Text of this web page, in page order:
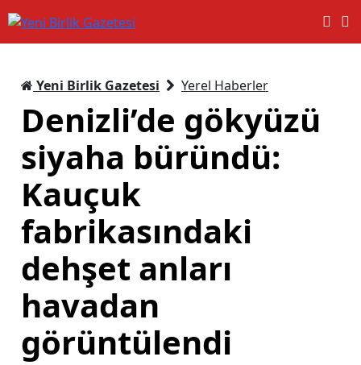
Yeni Birlik Gazetesi Yerel Haberler
Denizli’de gökyüzü
siyaha büründü:
Kauçuk
fabrikasındaki
dehşet anları
havadan
görüntülendi